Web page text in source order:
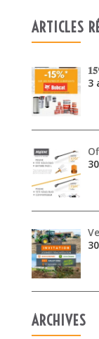
ARTICLES
3
ARCHIVES